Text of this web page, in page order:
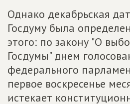
Однако декабрьская
Госдуму была
этого: по закону "О
Госдумы" днем
федерального
первое воскресенье
истекает